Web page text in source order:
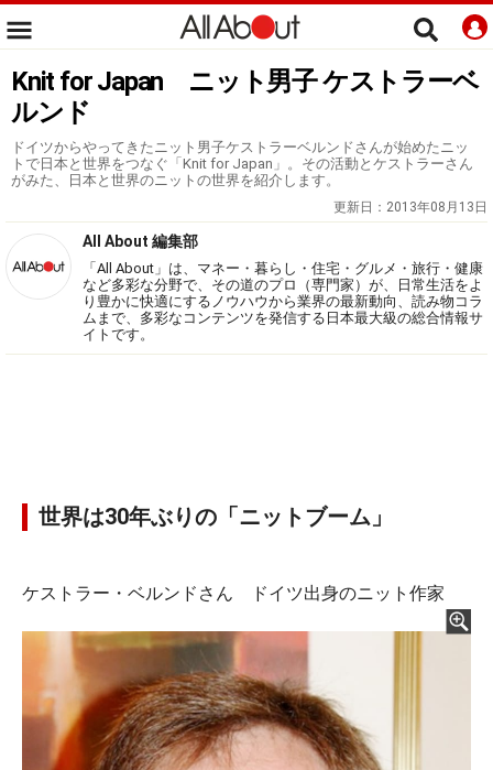
Knit for Japan ニット男子 ケストラーベ
ルンド
ドイツからやってきたニット男子ケストラーベルンドさんが始めたニッ
トで日本と世界をつなぐ「Knit for Japan」。その活動とケストラーさん
がみた、日本と世界のニットの世界を紹介します。
更新日： 2013年08月13日
All About 編集部
「All About」は、マネー・暮らし・住宅・グルメ・旅行・健康
など多彩な分野で、その道のプロ（専門家）が、日常生活をよ
り豊かに快適にするノウハウから業界の最新動向、読み物コラ
ムまで、多彩なコンテンツを発信する日本最大級の総合情報サ
イトです。
世界は30年ぶりの「ニットブーム」
ケストラー・ベルンドさん ドイツ出身のニット作家